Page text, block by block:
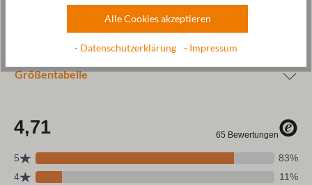
Größentabelle
Alle Cookies akzeptieren
- Datenschutzerklärung - Impressum